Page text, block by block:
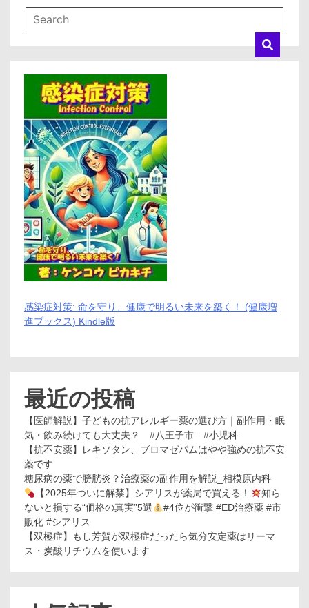
感染症対策: 命を守り、健康で明るい未来を築く！ (健康増
進ブックス) Kindle版
最近の投稿
【医師解説】子どもの抗アレルギー薬の選び方｜副作用・眠
気・飲み続けても大丈夫？ #八王子市 #小児科
【抗不安薬】レキソタン、ブロマゼパムはやや強めの抗不安
薬です
糖尿病の薬で膀胱炎？治療薬の副作用を解説_相模原内科
【2025年ついに解禁】シアリスが薬局で買える！
知ら
ないと損する“価格の真実”5選
#4位が衝撃 #ED治療薬 #市
販化 #シアリス
【双極症】もし芳賀が双極症だったら気分安定薬はリーマ
ス・炭酸リチウムを使います